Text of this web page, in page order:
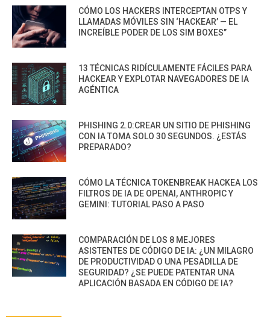
CÓMO LOS HACKERS INTERCEPTAN OTPS Y
LLAMADAS MÓVILES SIN ‘HACKEAR’ — EL
INCREÍBLE PODER DE LOS SIM BOXES”
13 TÉCNICAS RIDÍCULAMENTE FÁCILES PARA
HACKEAR Y EXPLOTAR NAVEGADORES DE IA
AGÉNTICA
PHISHING 2.0:CREAR UN SITIO DE PHISHING
CON IA TOMA SOLO 30 SEGUNDOS. ¿ESTÁS
PREPARADO?
CÓMO LA TÉCNICA TOKENBREAK HACKEA LOS
FILTROS DE IA DE OPENAI, ANTHROPIC Y
GEMINI: TUTORIAL PASO A PASO
COMPARACIÓN DE LOS 8 MEJORES
ASISTENTES DE CÓDIGO DE IA: ¿UN MILAGRO
DE PRODUCTIVIDAD O UNA PESADILLA DE
SEGURIDAD? ¿SE PUEDE PATENTAR UNA
APLICACIÓN BASADA EN CÓDIGO DE IA?